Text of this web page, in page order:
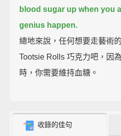
blood sugar up when you
genius happen.
總地來說，任何想要走藝術
Tootsie Rolls 巧克力吧，因
時，你需要維持血糖。
收錄的佳句